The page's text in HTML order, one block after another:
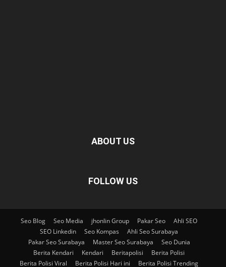
ABOUT US
FOLLOW US
Seo Blog Seo Media jhonlin Group Pakar Seo
Ahli SEO
SEO Linkedin
Seo Kompas
Ahli Seo Surabaya
Pakar Seo Surabaya
Master Seo Surabaya
Seo Dunia
Berita Kendari
Kendari Beritapolisi
Berita Polisi
Berita Polisi Viral
Berita Polisi Hari ini Berita Polisi Trending